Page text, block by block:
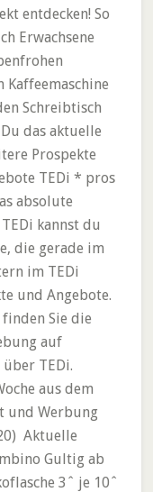
entdecken! So
Erwachsene
Kaffeemaschine
Schreibtisch
das aktuelle
Prospekte
TEDi * pros
absolute
kannst du
die gerade im
im TEDi
und Angebote.
Sie die
auf
TEDi.
aus dem
und Werbung
Aktuelle
Gultig ab
3ˆ je 10ˆ